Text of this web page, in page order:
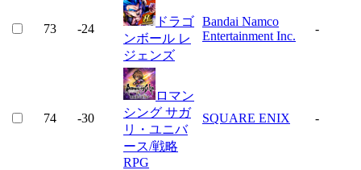
73 -24
ドラゴ
ンボール レ
ジェンズ
Bandai Namco
Entertainment Inc.
-
74 -30
ロマン
シング サガ
リ・ユニバ
ース/戦略
RPG
SQUARE ENIX -